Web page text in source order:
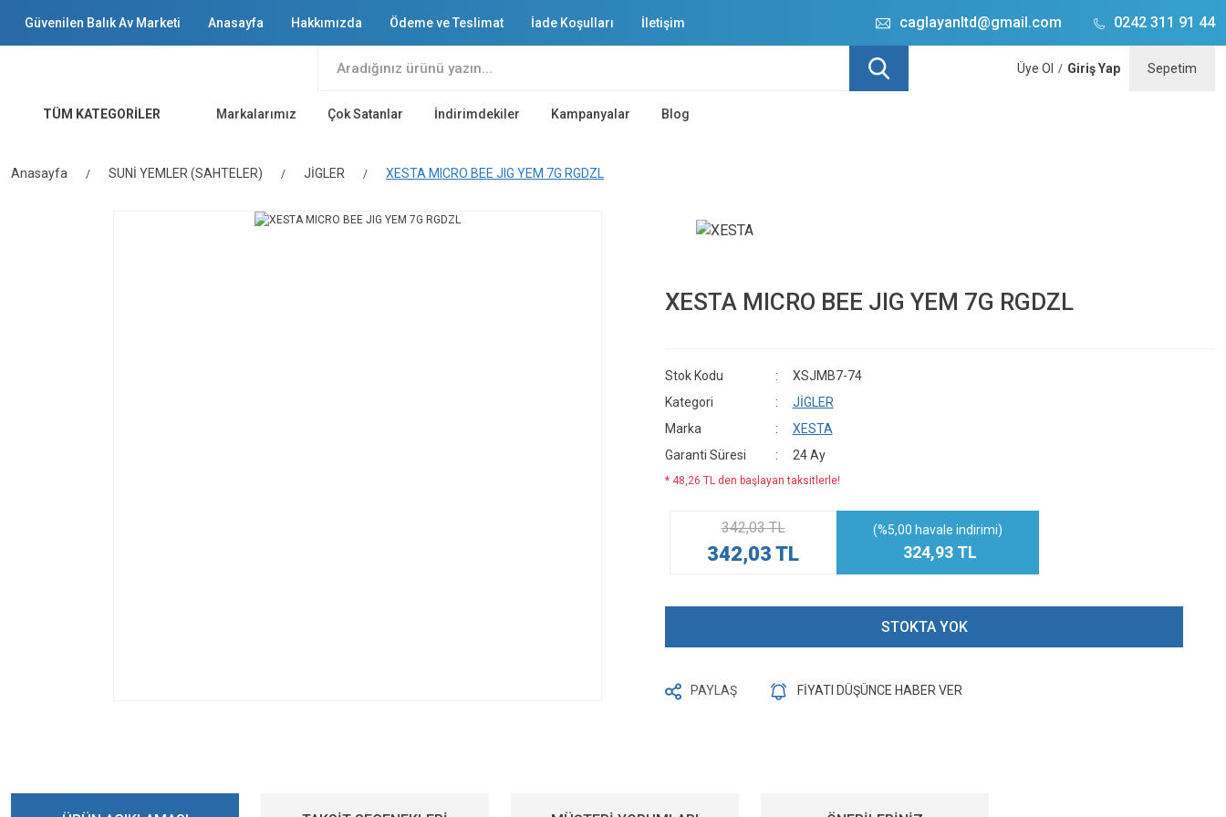
Güvenilen Balık Av Marketi Anasayfa Hakkımızda Ödeme ve Teslimat İade Koşulları İletişim caglayanltd@gmail.com 0242 311 91 44
Üye Ol / Giriş Yap Sepetim
TÜM KATEGORİLER Markalarımız Çok Satanlar İndirimdekiler Kampanyalar Blog
Anasayfa SUNİ YEMLER (SAHTELER) JİGLER XESTA MICRO BEE JIG YEM 7G RGDZL
XESTA MICRO BEE JIG YEM 7G RGDZL
Stok Kodu
XSJMB7-74
Kategori
JİGLER
Marka
XESTA
Garanti Süresi
24 Ay
* 48,26 TL den başlayan taksitlerle!
342,03 TL
342,03 TL
(%5,00 havale indirimi)
324,93 TL
STOKTA YOK
PAYLAŞ FİYATI DÜŞÜNCE HABER VER